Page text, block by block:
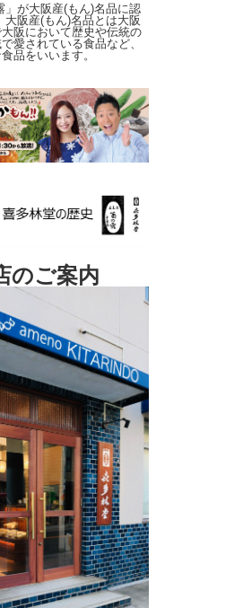
」が大阪産(もん)名品に認
大阪産(もん)名品とは大阪
阪において歴史や伝統の
愛されている食品など、
品をいいます。
のご案内